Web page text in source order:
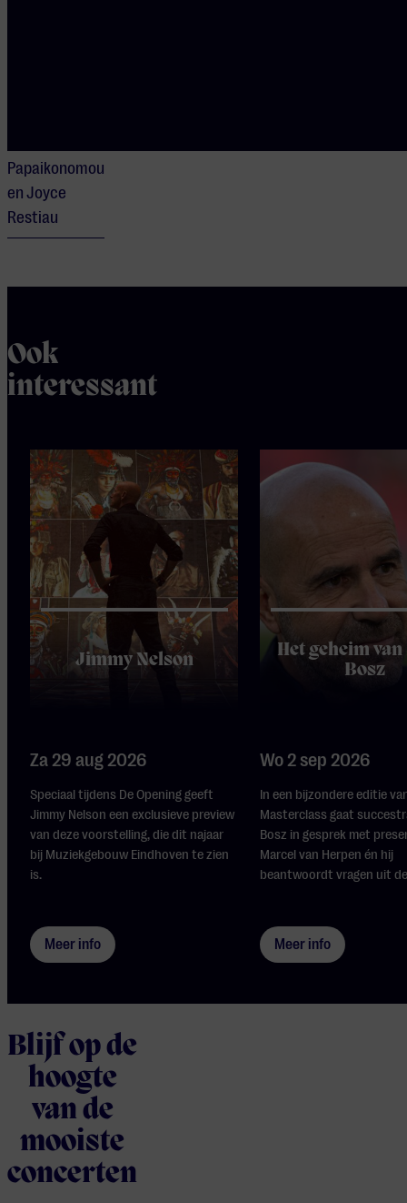
Papaikonomou
en Joyce
Restiau
Ook
interessant
Jimmy Nelson
Za 29 aug 2026
Speciaal tijdens De Opening geeft
Jimmy Nelson een exclusieve preview
van deze voorstelling, die dit najaar
bij Muziekgebouw Eindhoven te zien
is.
Meer info
Het geheim
Bosz
Wo 2 sep 2026
In een bijzondere editie
Masterclass gaat
Bosz in gesprek met
Marcel van Herpen én hij
beantwoordt vragen uit
Meer info
Blijf op de
hoogte
van de
mooiste
concerten